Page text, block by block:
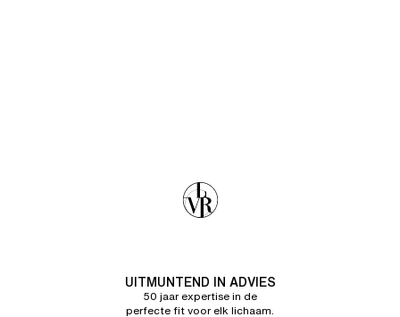
UITMUNTEND IN ADVIES
50 jaar expertise in de
perfecte fit voor elk lichaam.